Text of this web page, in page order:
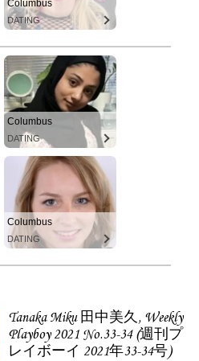
Columbus
DATING
Columbus
DATING
Columbus
DATING
Tanaka Miku 田中美久, Weekly
Playboy 2021 No.33-34 (週刊プ
レイボーイ 2021年33-34号)